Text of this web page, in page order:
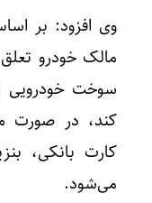
مالک خودرو
سوخت خودرویی
کند، در صورت
کارت بانکی،
می‌شود.